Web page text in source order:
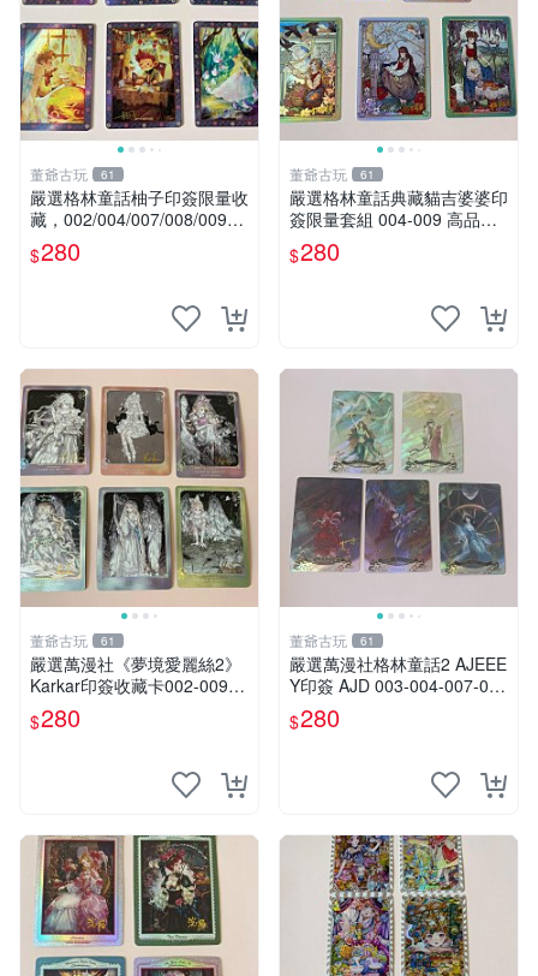
董爺古玩 61
嚴選格林童話柚子印簽限量收
藏，002/004/007/008/009，
精彩圖像永不褪色 格林童話
柚子印 簽
$280
董爺古玩 61
嚴選格林童話典藏貓吉婆婆印
簽限量套組 004-009 高品質
收藏專用 貓吉婆婆印簽 滿版
獨家珍藏 印記珍稀品
$280
董爺古玩 61
嚴選萬漫社《夢境愛麗絲2》
Karkar印簽收藏卡002-009
張，限量珍藏不退不換 愛麗
絲夢想 印簽 卡片
$280
董爺古玩 61
嚴選萬漫社格林童話2 AJEEE
Y印簽 AJD 003-004-007-009
精美收藏張 格林童話 印簽 收
藏品
$280